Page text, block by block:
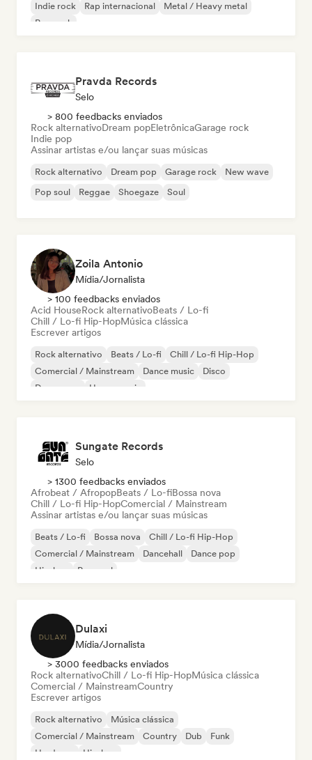
Indie rock
Rap internacional
Metal / Heavy metal
Pop rock
Pravda Records
Selo
> 800 feedbacks enviados
Rock alternativoDream popEletrônicaGarage rock
Indie pop
Assinar artistas e/ou lançar suas músicas
Rock alternativo Dream pop Garage rock
New wave
Pop soul
Reggae Shoegaze Soul
Zoila Antonio
Mídia/Jornalista
> 100 feedbacks enviados
Acid HouseRock alternativoBeats / Lo-fi
Chill / Lo-fi Hip-HopMúsica clássica
Escrever artigos
Rock alternativo Beats / Lo-fi
Chill / Lo-fi Hip-Hop
Comercial / Mainstream
Dance music
Disco
Dream pop
House music
Sungate Records
Selo
> 1300 feedbacks enviados
Afrobeat / AfropopBeats / Lo-fiBossa nova
Chill / Lo-fi Hip-HopComercial / Mainstream
Assinar artistas e/ou lançar suas músicas
Beats / Lo-fi Bossa nova
Chill / Lo-fi Hip-Hop
Comercial / Mainstream
Dancehall
Dance pop
Hip-hop
Pop soul
Dulaxi
Mídia/Jornalista
> 3000 feedbacks enviados
Rock alternativoChill / Lo-fi Hip-HopMúsica clássica
Comercial / MainstreamCountry
Escrever artigos
Rock alternativo
Música clássica
Comercial / Mainstream
Country Dub
Funk
Hardcore
Hip-hop